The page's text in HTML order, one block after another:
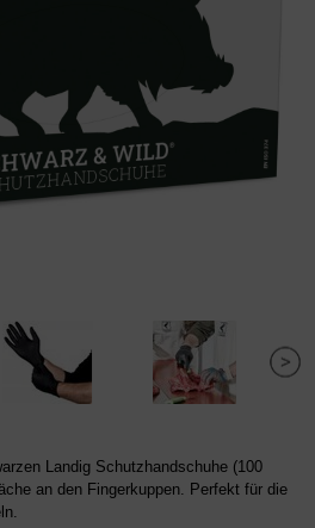
Landig Schutzhandschuhe (100
an den Fingerkuppen. Perfekt für die